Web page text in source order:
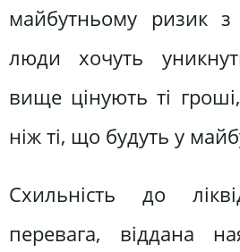
майбутньому ризик з
люди хочуть
вище цінують ті
ніж ті, що будуть у
Схильність до
перевага, віддана